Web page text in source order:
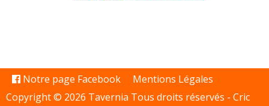
Notre page Facebook
Mentions Légales
Copyright © 2026 Tavernia Tous droits réservés - Cric